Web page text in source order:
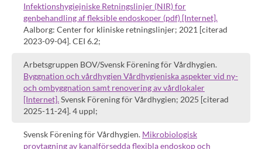
Infektionshygiejniske Retningslinjer (NIR) for
genbehandling af fleksible endoskoper (pdf) [Internet].
Aalborg: Center for kliniske retningslinjer; 2021 [citerad
2023-09-04]. CEI 6.2;
Arbetsgruppen BOV/Svensk Förening för Vårdhygien.
Byggnation och vårdhygien Vårdhygieniska aspekter vid ny-
och ombyggnation samt renovering av vårdlokaler
[Internet].Svensk Förening för Vårdhygien; 2025 [citerad
2025-11-24]. 4 uppl;
Svensk Förening för Vårdhygien. Mikrobiologisk
provtagning av kanalförsedda flexibla endoskop och